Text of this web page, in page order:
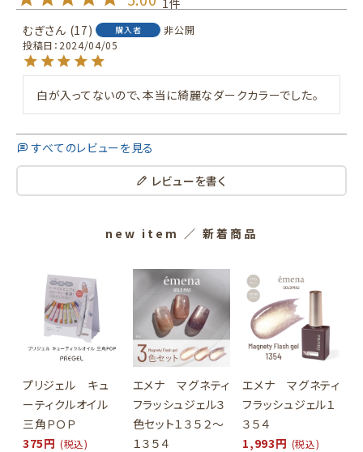
1
むぎ
17 購入者
非公開
投稿日 2024/04/05
白が入ってないので、本当に綺麗なダークカラーでした。
すべてのレビューを見る
レビューを書く
new item ／ 新着商品
プリジェル キュ
ーティクルオイル
三角ＰＯＰ
375円 (税込)
エメナ マグネティ
フラッシュジェル３
色セット１３５２～
１３５４
エメナ マグネティ
フラッシュジェル１
３５４
1,993円 (税込)